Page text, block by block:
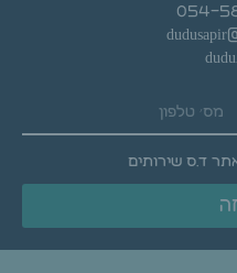
054-
ד.ס שירותים